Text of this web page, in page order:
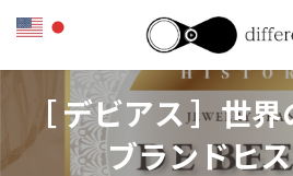
ン
キ
ー
に
［ デビアス ］世
ブランドヒ